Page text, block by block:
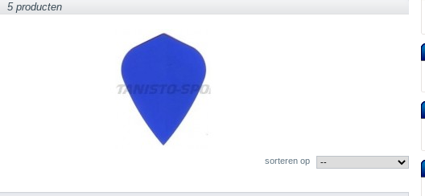
5 producten
sorteren op